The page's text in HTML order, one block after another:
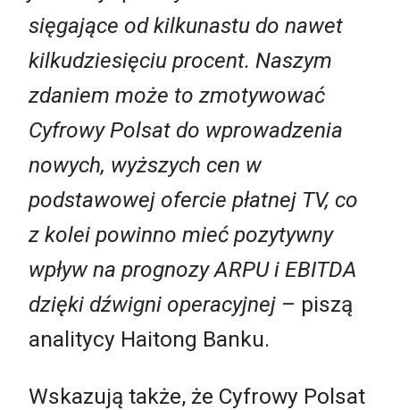
sięgające od kilkunastu do nawet
kilkudziesięciu procent. Naszym
zdaniem może to zmotywować
Cyfrowy Polsat do wprowadzenia
nowych, wyższych cen w
podstawowej ofercie płatnej TV, co
z kolei powinno mieć pozytywny
wpływ na prognozy ARPU i EBITDA
dzięki dźwigni operacyjnej – piszą
analitycy Haitong Banku.
Wskazują także, że Cyfrowy Polsat